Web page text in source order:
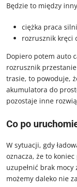
Będzie to między
ciężka praca
rozrusznik kręci
Dopiero potem auto
rozrusznik
trasie, to powoduje,
akumulatora do
pozostaje inne
Co po
W sytuacji, gdy
oznacza, że to
uzupełnić brak
możemy daleko nie